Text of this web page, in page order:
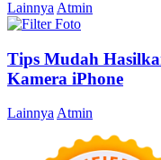
Lainnya Atmin
Tips Mudah
Kamera iPhone
Lainnya Atmin